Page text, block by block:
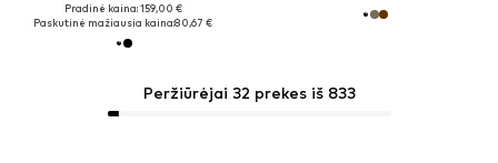
Pradinė kaina: 159,00 €
Paskutinė mažiausia kaina:80,67 €
Peržiūrėjai 32 prekes iš 833